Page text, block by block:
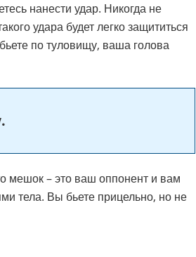
нанести удар. Никогда не
удара будет легко защититься
по туловищу, ваша голова
мешок – это ваш оппонент и вам
тела. Вы бьете прицельно, но не